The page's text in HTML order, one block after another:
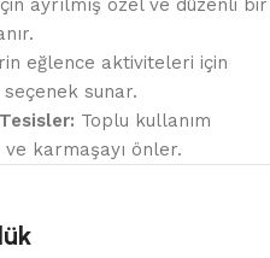
eğlence aktiviteleri için
sunar.
Toplu kullanım
karmaşayı önler.